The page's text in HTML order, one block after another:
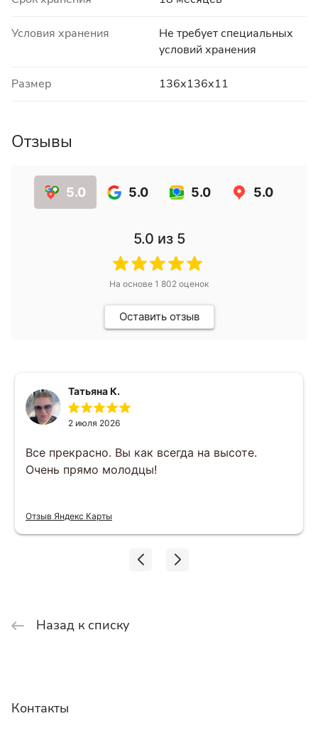
Условия хранения
Не требует специальных
условий хранения
Размер 136х136х11
Отзывы
5.0 5.0 5.0 5.0
5.0 из 5
На основе 1 802 оценок
Оставить отзыв
Татьяна К.
2 июля 2026
Все прекрасно. Вы как всегда на высоте.
Очень прямо молодцы!
Отзыв Яндекс Карты
Назад к списку
Контакты